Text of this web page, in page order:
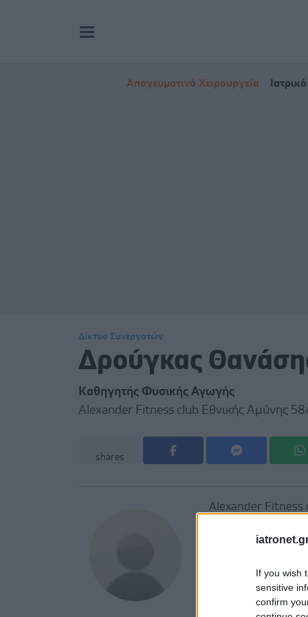
If you wish
sensitive
confirm
Απογευματινά Χειρουργεία
Δίκτυο Συνεργατών
Δρούγκας
Καθηγητής Φυσικής Αγωγής
Alexander Fitness club Εθνικής Αμύνης
shares
Alexander Fitness